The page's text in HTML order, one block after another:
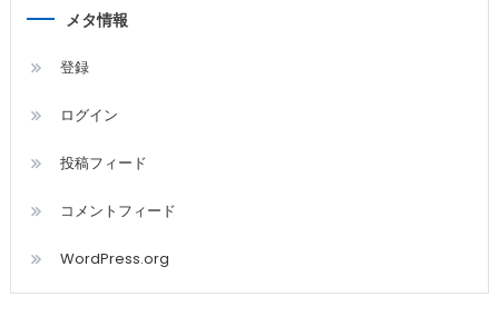
メタ情報
登録
ログイン
投稿フィード
コメントフィード
WordPress.org